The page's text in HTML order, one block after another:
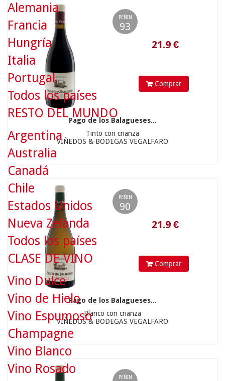
PEÑIN
93
Comprar
Pago de los Balagueses...
Tinto con crianza
VIÑEDOS & BODEGAS VEGALFARO
PEÑIN
90
21.9€
Comprar
Pago de los Balagueses...
Blanco con crianza
VIÑEDOS & BODEGAS VEGALFARO
PEÑIN
16.9€
Alemania
Francia
Hungría
Italia
Portugal
Todos los países
RESTO DEL MUNDO
Argentina
Australia
Canadá
Chile
Estados Unidos
Nueva Zelanda
Todos los países
CLASE DE VINO
Vino Dulce
Vino de Hielo
Vino Espumoso
Champagne
Vino Blanco
Vino Rosado